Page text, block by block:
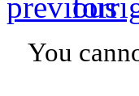
You